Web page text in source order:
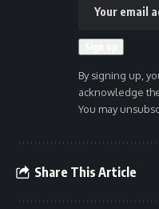
By signing up,
acknowledge
You may
Share This Article